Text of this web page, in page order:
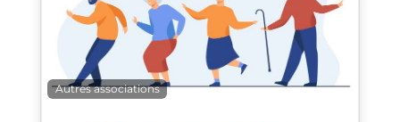
Autres associations